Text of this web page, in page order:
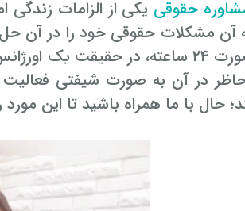
حقوقی یکی از الزامات زندگی
آن مشکلات حقوقی خود را در آن
آنهم به صورت ۲۴ ساعته، در
در آن به صورت شیفتی
حال با ما همراه باشید تا این